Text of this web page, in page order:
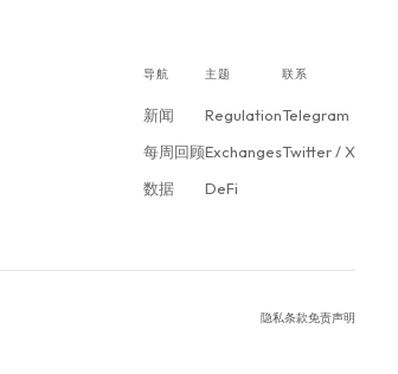
导航
新闻
每周回顾
数据
主题
Regulation
Exchanges
DeFi
联系
Telegram
Twitter / X
隐私条款免责声明